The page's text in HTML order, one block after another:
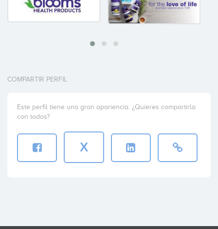
COMPARTIR PERFIL
Este perfil tiene una gran apariencia. ¿Quieres compartirlo
con todos?
X